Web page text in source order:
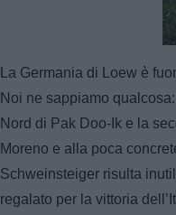
La Germania di Loew è
Noi ne sappiamo
Nord di Pak Doo-Ik e la
Moreno e alla poca
Schweinsteiger risulta
regalato per la vittoria